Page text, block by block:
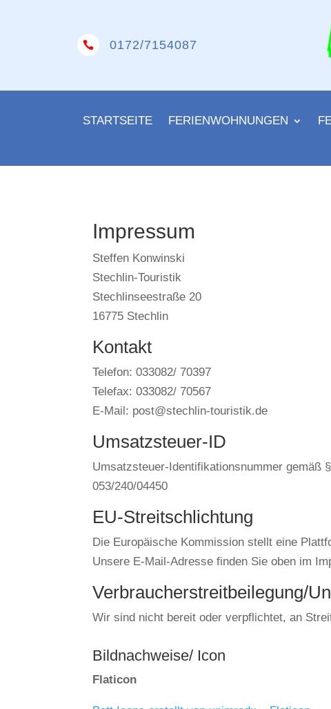
 0172/7154087
STARTSEITE FERIENWOHNUNGEN
Impressum
Steffen Konwinski
Stechlin-Touristik
Stechlinseestraße 20
16775 Stechlin
Kontakt
Telefon: 033082/ 70397
Telefax: 033082/ 70567
E-Mail: post@stechlin-touristik.de
Umsatzsteuer-ID
Umsatzsteuer-Identifikationsnummer gemäß
053/240/04450
EU-Streitschlichtung
Die Europäische Kommission stellt eine
Unsere E-Mail-Adresse finden Sie oben im
Verbraucher­streit­beilegung/
Wir sind nicht bereit oder verpflichtet, an
Bildnachweise/ Icon
Flaticon